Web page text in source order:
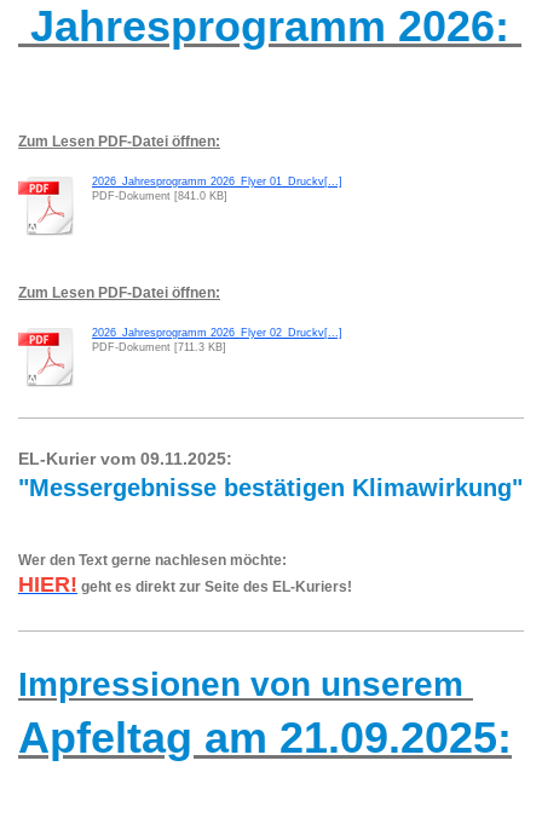
Jahresprogramm 2026:
Zum Lesen PDF-Datei öffnen:
2026_Jahresprogramm 2026_Flyer 01_Druckv[...]
PDF-Dokument [841.0 KB]
Zum Lesen PDF-Datei öffnen:
2026_Jahresprogramm 2026_Flyer 02_Druckv[...]
PDF-Dokument [711.3 KB]
EL-Kurier vom 09.11.2025:
"Messergebnisse bestätigen Klimawirkung"
Wer den Text gerne nachlesen möchte:
HIER! geht es direkt zur Seite des EL-Kuriers!
Impressionen von unserem
Apfeltag am 21.09.2025: